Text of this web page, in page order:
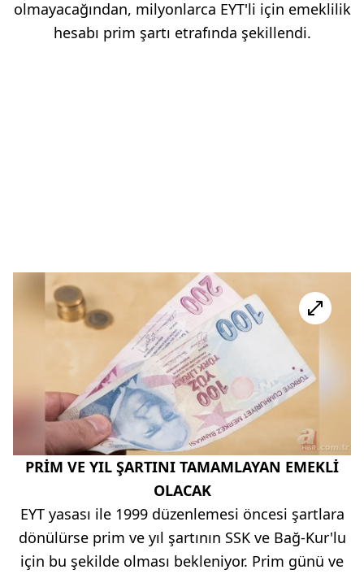
olmayacağından, milyonlarca EYT'li için emeklilik
hesabı prim şartı etrafında şekillendi.
PRİM VE YIL ŞARTINI TAMAMLAYAN EMEKLİ
OLACAK
EYT yasası ile 1999 düzenlemesi öncesi şartlara
dönülürse prim ve yıl şartının SSK ve Bağ-Kur'lu
için bu şekilde olması bekleniyor. Prim günü ve